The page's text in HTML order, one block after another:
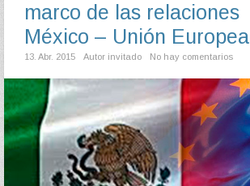
marco de las relaciones
México – Unión Europea
13. Abr. 2015 Autor invitado No hay comentarios